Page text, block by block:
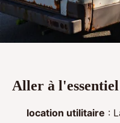
Aller à
location utilitaire :